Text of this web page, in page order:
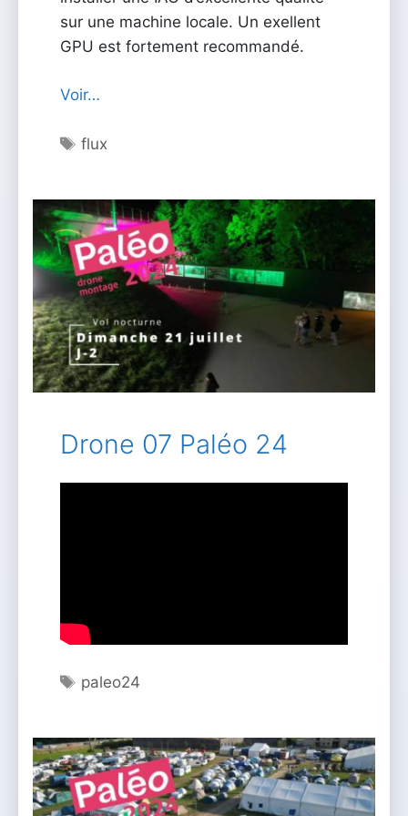
sur une machine locale. Un exellent
GPU est fortement recommandé.
Voir…
Étiquettes
flux
Drone 07 Paléo 24
Étiquettes
paleo24